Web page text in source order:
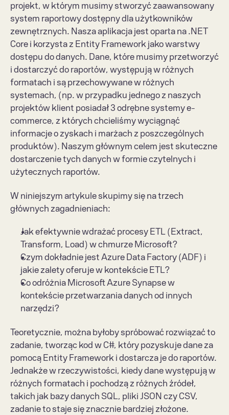
projekt, w którym musimy stworzyć zaawansowany
system raportowy dostępny dla użytkowników
zewnętrznych. Nasza aplikacja jest oparta na .NET
Core i korzysta z Entity Framework jako warstwy
dostępu do danych. Dane, które musimy przetworzyć
i dostarczyć do raportów, występują w różnych
formatach i są przechowywane w różnych
systemach, (np. w przypadku jednego z naszych
projektów klient posiadał 3 odrębne systemy e-
commerce, z których chcieliśmy wyciągnąć
informacje o zyskach i marżach z poszczególnych
produktów). Naszym głównym celem jest skuteczne
dostarczenie tych danych w formie czytelnych i
użytecznych raportów.
W niniejszym artykule skupimy się na trzech
głównych zagadnieniach:
Jak efektywnie wdrażać procesy ETL (Extract,
Transform, Load) w chmurze Microsoft?
Czym dokładnie jest Azure Data Factory (ADF) i
jakie zalety oferuje w kontekście ETL?
Co odróżnia Microsoft Azure Synapse w
kontekście przetwarzania danych od innych
narzędzi?
Teoretycznie, można byłoby spróbować rozwiązać to
zadanie, tworząc kod w C#, który pozyskuje dane za
pomocą Entity Framework i dostarcza je do raportów.
Jednakże w rzeczywistości, kiedy dane występują w
różnych formatach i pochodzą z różnych źródeł,
takich jak bazy danych SQL, pliki JSON czy CSV,
zadanie to staje się znacznie bardziej złożone.